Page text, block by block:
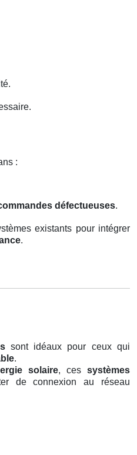
:
défectueuses.
existants pour intégrer
.
sont idéaux pour ceux qui
.
solaire, cessystèmes
de connexion au réseau